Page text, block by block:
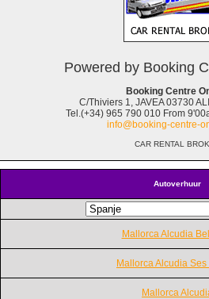
Autoverhuur
Mallorca Alcudia
Mallorca Alcudia Ses
Mallorca
Powered by Booking
Booking Centre
C/Thiviers 1, JAVEA 03730
Tel.(+34) 965 790 010 From
info@booking-centre-
CAR RENTAL